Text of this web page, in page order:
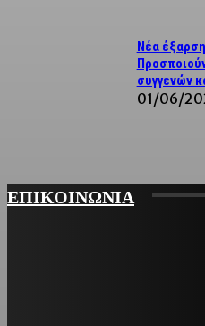
Νέα
συγγενών
01/06/
ΕΠΙΚΟΙΝΩΝΙΑ